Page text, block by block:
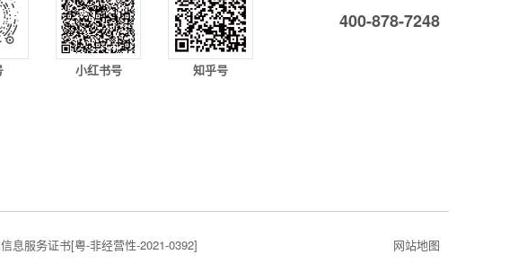
小红书号 知乎号
400-878-7248
息服务证书[粤-非经营性-2021-0392] 网站地图